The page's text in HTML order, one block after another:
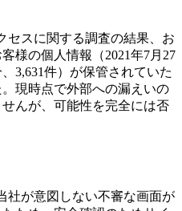
セスに関する調査の結果、お
様の個人情報（2021年7月27
3,631件）が保管されていた
現時点で外部への漏えいの
んが、可能性を完全には否
社が意図しない不審な画面が